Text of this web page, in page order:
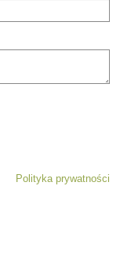
Polityka prywatności